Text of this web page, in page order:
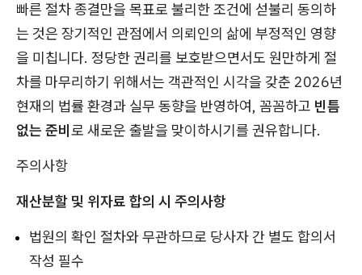
빠른 절차 종결만을 목표로 불리한 조건에 섣불리 동의하
는 것은 장기적인 관점에서 의뢰인의 삶에 부정적인 영향
을 미칩니다. 정당한 권리를 보호받으면서도 원만하게 절
차를 마무리하기 위해서는 객관적인 시각을 갖춘 2026년
현재의 법률 환경과 실무 동향을 반영하여, 꼼꼼하고 빈틈
없는 준비로 새로운 출발을 맞이하시기를 권유합니다.
주의사항
재산분할 및 위자료 합의 시 주의사항
법원의 확인 절차와 무관하므로 당사자 간 별도 합의서
작성 필수